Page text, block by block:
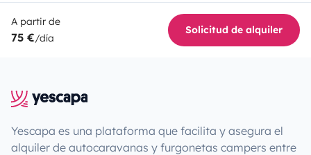
A partir de
75 €/día
Solicitud de alquiler
Yescapa es una plataforma que facilita y asegura el
alquiler de autocaravanas y furgonetas campers entre